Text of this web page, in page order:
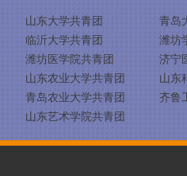
山东大学共青团
青岛
临沂大学共青团
潍坊
潍坊医学院共青团
济宁
山东农业大学共青团
山东
青岛农业大学共青团
齐鲁
山东艺术学院共青团